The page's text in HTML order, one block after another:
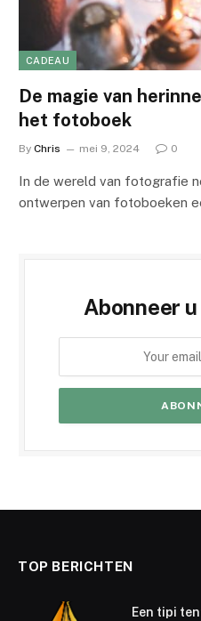
CADEAU
De magie van
het fotoboek
By Chris mei 9, 2024 0
In de wereld van fotografie
ontwerpen van fotoboeken
Abonneer
TOP BERICHTEN
Een tipi